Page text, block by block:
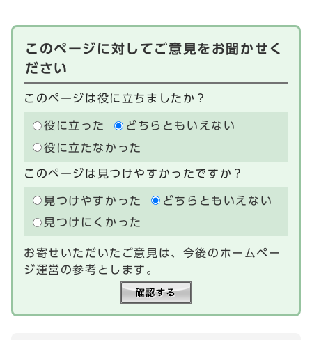
このページに対してご意見をお聞かせく
ださい
このページは役に立ちましたか？
役に立った
どちらともいえない
役に立たなかった
このページは見つけやすかったですか？
見つけやすかった
どちらともいえない
見つけにくかった
お寄せいただいたご意見は、今後のホームペー
ジ運営の参考とします。